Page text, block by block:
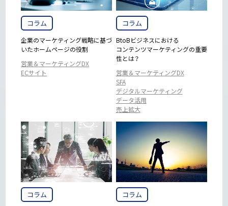
コラム
企業のマーケティング戦略に基づ
いたホームページの役割
営業＆マーケティングDX
ECサイト
コラム
BtoBビジネスにおける
コンテンツマーケティングの重要
性とは？
営業＆マーケティングDX
SFA
デジタルマーケティング
データ活用
売上拡大
コラム コラム